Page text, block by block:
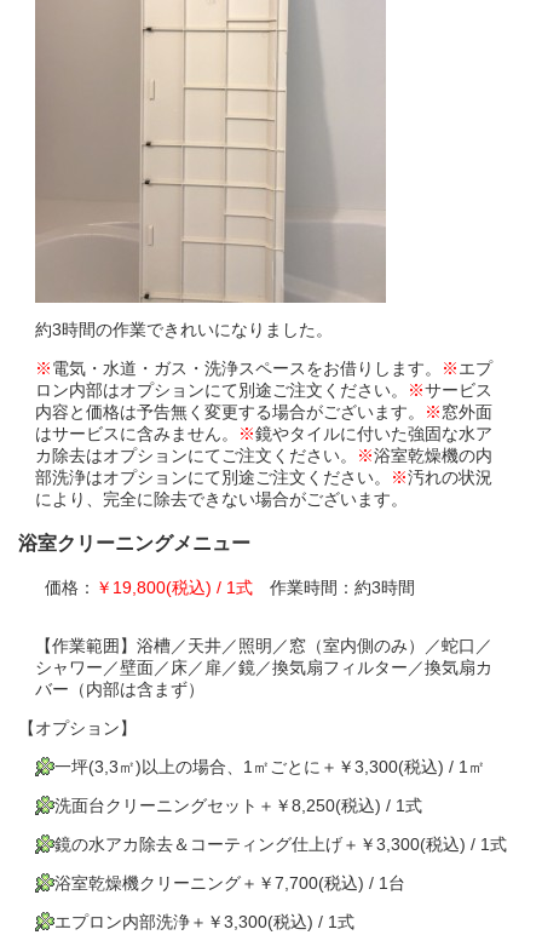
約3時間の作業できれいになりました。
※電気・水道・ガス・洗浄スペースをお借りします。 ※エプ
ロン内部はオプションにて別途ご注文ください。
※サービス
内容と価格は予告無く変更する場合がございます。
※窓外面
はサービスに含みません。
※鏡やタイルに付いた強固な水ア
カ除去はオプションにてご注文ください。
※浴室乾燥機の内
部洗浄はオプションにて別途ご注文ください。
※汚れの状況
により、完全に除去できない場合がございます。
浴室クリーニングメニュー
価格： ￥19,800(税込) / 1式 作業時間：約3時間
【作業範囲】浴槽／天井／照明／窓（室内側のみ）／蛇口／
シャワー／壁面／床／扉／鏡／換気扇フィルター／換気扇カ
バー（内部は含まず）
【オプション】
一坪(3,3㎡)以上の場合、1㎡ごとに＋￥3,300(税込) / 1㎡
洗面台クリーニングセット＋￥8,250(税込) / 1式
鏡の水アカ除去＆コーティング仕上げ＋￥3,300(税込) / 1式
浴室乾燥機クリーニング＋￥7,700(税込) / 1台
エプロン内部洗浄＋￥3,300(税込) / 1式